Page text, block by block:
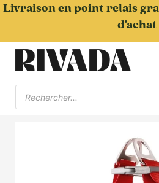
Aller
Livraison en point relais
d'achat
Recherche
produits